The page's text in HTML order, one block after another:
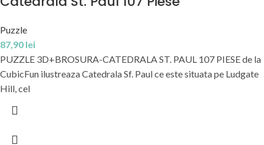
Puzzle
87,90 lei
PUZZLE 3D+BROSURA-CATEDRALA ST. PAUL 107 PIESE de la
CubicFun ilustreaza Catedrala Sf. Paul ce este situata pe Ludgate
Hill, cel